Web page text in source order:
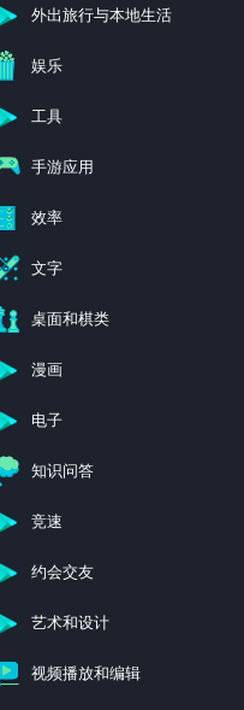
外出旅行与本地生活
娱乐
工具
手游应用
效率
文字
桌面和棋类
漫画
电子
知识问答
竞速
约会交友
艺术和设计
视频播放和编辑